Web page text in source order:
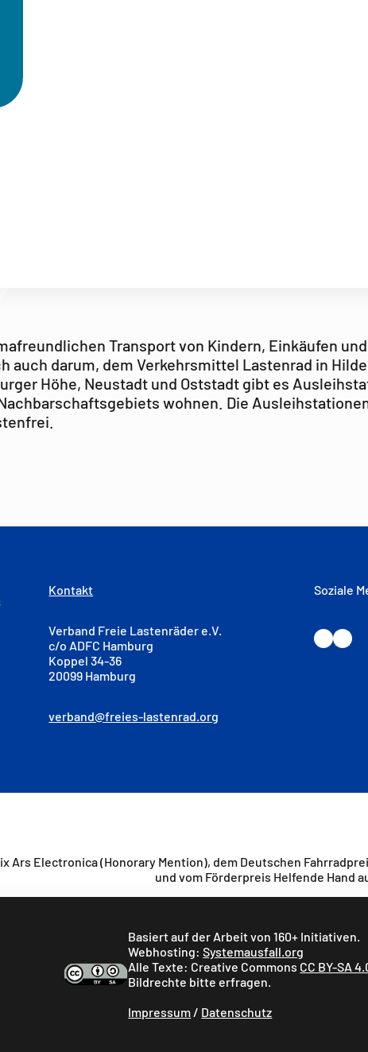
Transport von Kindern, Einkäufen
auch darum, dem Verkehrsmittel Lastenrad in
Höhe, Neustadt und Oststadt gibt es
wohnen. Die
Kontakt
Verband Freie Lastenräder e.V.
c/o ADFC Hamburg
Koppel 34-36
20099 Hamburg
verband@freies-lastenrad.org
Soziale
InstagramLinkedIn
Ars Electronica (Honorary Mention), dem Deutschen
und vom Förderpreis Helfende Hand
Basiert auf der Arbeit von 160+ Initiativen.
Webhosting:Systemausfall.org
Alle Texte: Creative Commons CC BY-SA
Bildrechte bitte erfragen.
Impressum / Datenschutz